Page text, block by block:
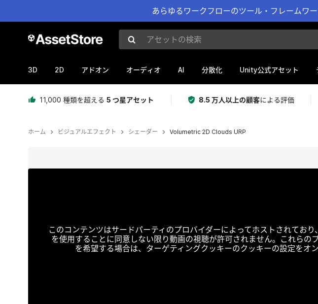
あらゆるワークフローのツール・フレームワ
アセットの検索
3D 2D アドオン オーディオ AI 分散化 Unity公式アセット
11,000 種類を超える 5 つ星アセット 8.5 万人以上の顧客による評価
ホーム ビジュアルエフェクト シェーダー Volumetric 2D Clouds URP
このコンテンツはサードパーティのプロバイダーによってホストされてお
を使用することに同意しない限り動画の視聴が許可されません。これらの
を希望する場合は、ターゲティングクッキーのクッキーの設定をオ